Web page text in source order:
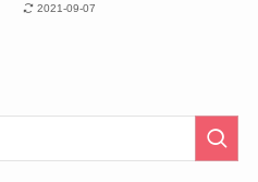
2021-09-07